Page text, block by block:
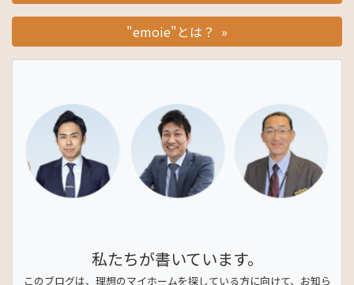
"emoie"とは？ »
私たちが書いています。
このブログは、理想のマイホームを探している方に向けて、お知ら